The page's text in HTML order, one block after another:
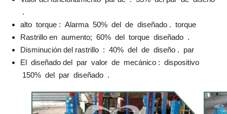
.
alto torque : Alarma 50% del de diseñado . torque
Rastrillo en aumento; 60% del torque diseñado .
Disminución del rastrillo : 40% del de diseño . par
El diseñado del par valor de mecánico : dispositivo
150% del par diseñado .